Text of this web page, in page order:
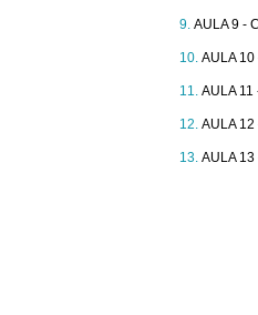
AULA 9 -
AULA 10
AULA 11
AULA 12
AULA 13